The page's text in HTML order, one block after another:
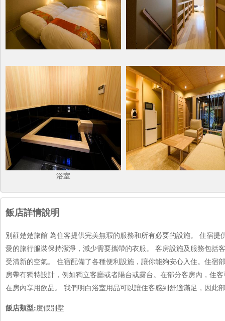
浴室
飯店詳情說明
別莊楚楚旅館 為住客提供完美無瑕的服務和所有必要的設施。 住宿
愛的旅行服裝保持潔淨，減少需要攜帶的衣服。 客房設施及服務包
受清新的空氣。 住宿配備了各種便利設施，讓你能夠安心入住。住
房帶有獨特設計，例如獨立客廳或者陽台或露台。在部分客房內，住
在房內享用飲品。 我們明白浴室用品可以讓住客感到舒適滿足，因此
飯店類型:度假別墅